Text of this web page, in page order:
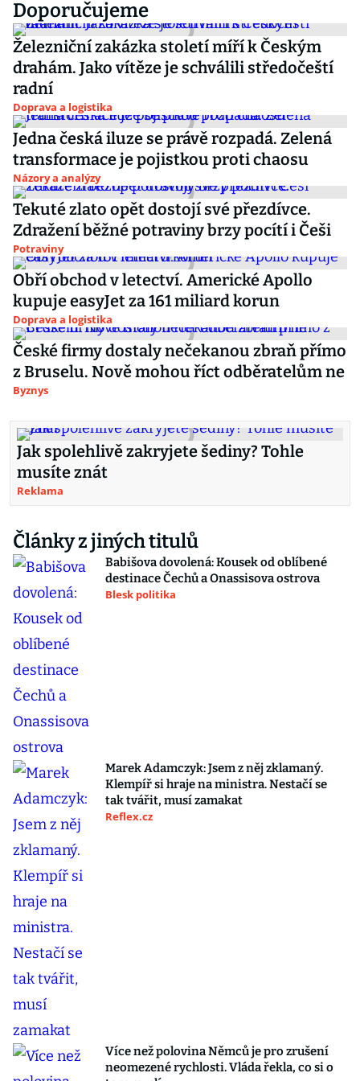
Doporučujeme
Železniční zakázka století míří k Českým
drahám. Jako vítěze je schválili středočeští
radní
Doprava a logistika
Jedna česká iluze se právě rozpadá. Zelená
transformace je pojistkou proti chaosu
Názory a analýzy
Tekuté zlato opět dostojí své přezdívce.
Zdražení běžné potraviny brzy pocítí i Češi
Potraviny
Obří obchod v letectví. Americké Apollo
kupuje easyJet za 161 miliard korun
Doprava a logistika
České firmy dostaly nečekanou zbraň přímo
z Bruselu. Nově mohou říct odběratelům ne
Byznys
Jak spolehlivě zakryjete šediny? Tohle
musíte znát
Reklama
Články z jiných titulů
Babišova dovolená: Kousek od oblíbené
destinace Čechů a Onassisova ostrova
Blesk politika
Marek Adamczyk: Jsem z něj zklamaný.
Klempíř si hraje na ministra. Nestačí se
tak tvářit, musí zamakat
Reflex.cz
Více než polovina Němců je pro zrušení
neomezené rychlosti. Vláda řekla, co si o